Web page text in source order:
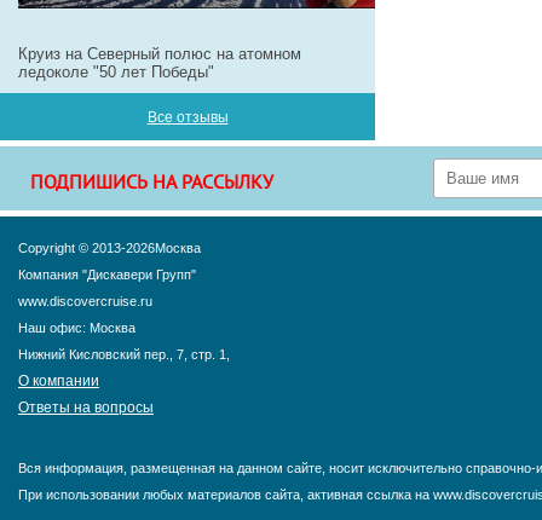
Круиз на Северный полюс на атомном
ледоколе "50 лет Победы"
Все отзывы
ПОДПИШИСЬ НА РАССЫЛКУ
Copyright © 2013-2026Москва
Компания "Дискавери Групп"
www.discovercruise.ru
Наш офис: Москва
Нижний Кисловский пер., 7, стр. 1,
О компании
Ответы на вопросы
Вся информация, размещенная на данном сайте, носит исключительно
При использовании любых материалов сайта, активная ссылка на